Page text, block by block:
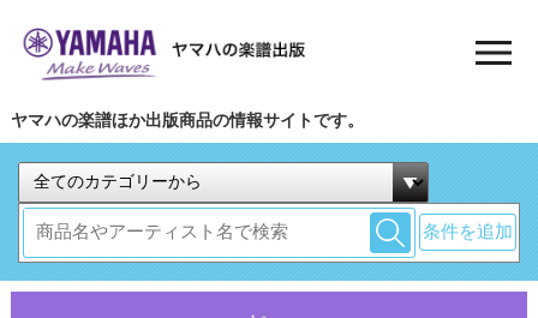
ヤマハの楽譜ほか出版商品の情報サイトです。
条件を追加